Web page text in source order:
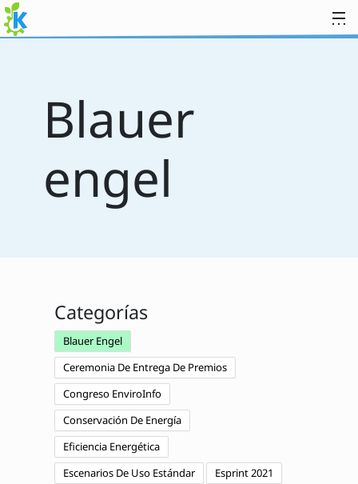
Ir al contenido
Blauer
engel
Categorías
Blauer Engel
Ceremonia De Entrega De Premios
Congreso EnviroInfo
Conservación De Energía
Eficiencia Energética
Escenarios De Uso Estándar
Esprint 2021